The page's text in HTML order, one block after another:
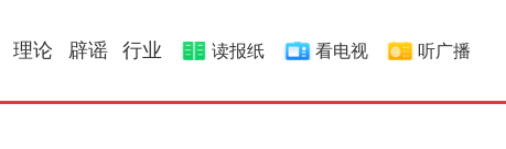
理论 辟谣 行业 读报纸 看电视 听广播